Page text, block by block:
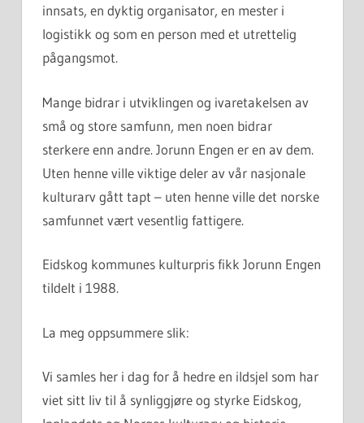
innsats, en dyktig organisator, en mester i
logistikk og som en person med et utrettelig
pågangsmot.
Mange bidrar i utviklingen og ivaretakelsen av
små og store samfunn, men noen bidrar
sterkere enn andre. Jorunn Engen er en av dem.
Uten henne ville viktige deler av vår nasjonale
kulturarv gått tapt – uten henne ville det norske
samfunnet vært vesentlig fattigere.
Eidskog kommunes kulturpris fikk Jorunn Engen
tildelt i 1988.
La meg oppsummere slik:
Vi samles her i dag for å hedre en ildsjel som har
viet sitt liv til å synliggjøre og styrke Eidskog,